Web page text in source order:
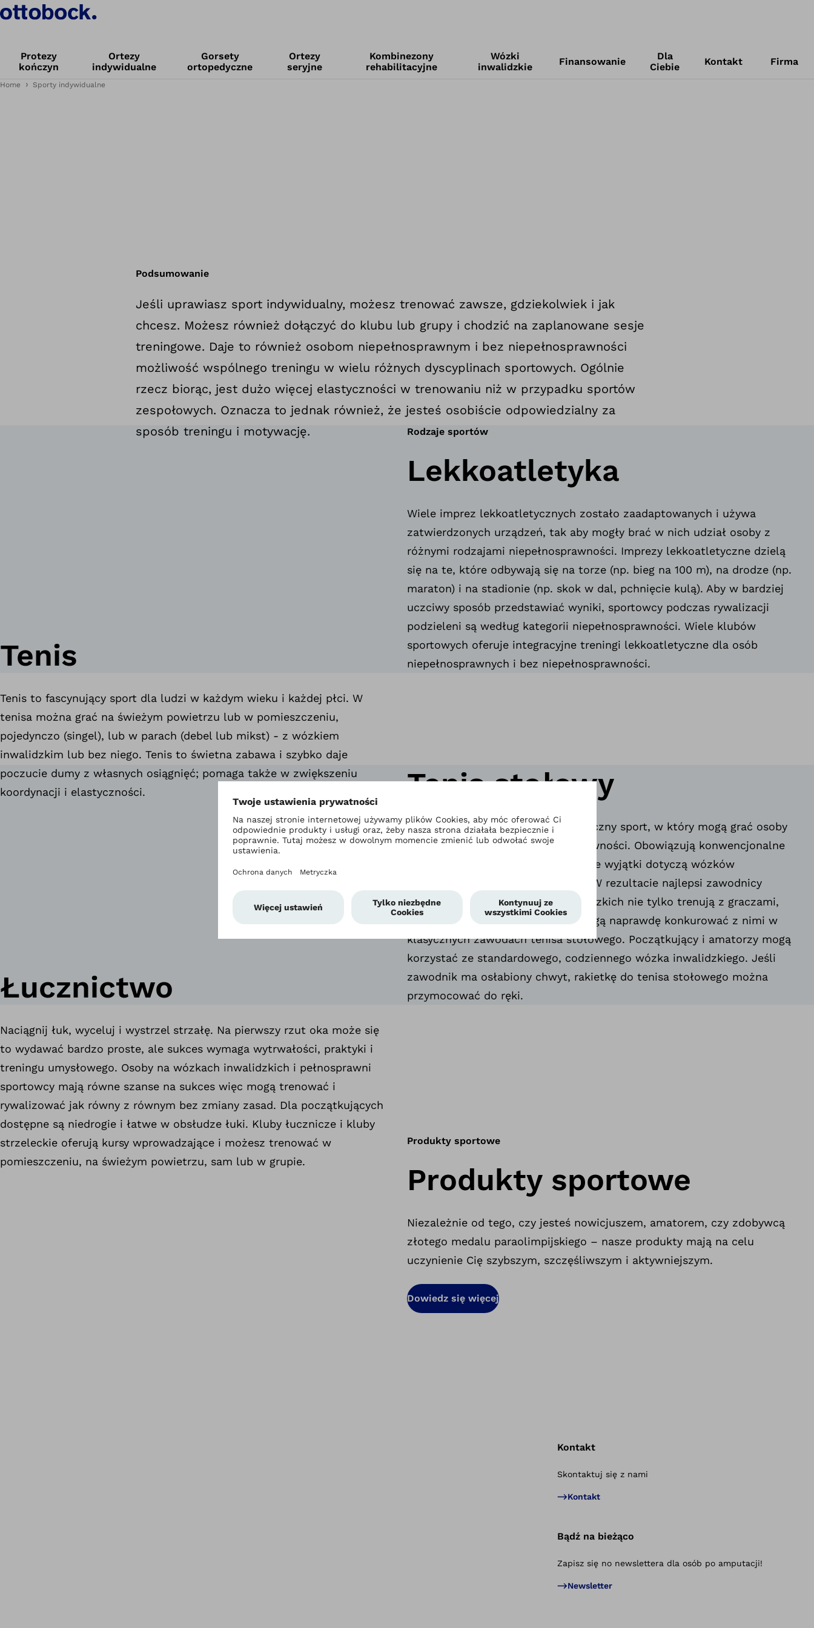
Protezy
kończyn
Ortezy
indywidualne
Gorsety
ortopedyczne
Ortezy
seryjne
Kombinezony
rehabilitacyjne
Wózki
inwalidzkie
Finansowanie
Dla
Ciebie
Kontakt Firma
Home Sporty indywidualne
Podsumowanie
Jeśli uprawiasz sport indywidualny, możesz trenować zawsze, gdziekolwiek i jak
chcesz. Możesz również dołączyć do klubu lub grupy i chodzić na zaplanowane sesje
treningowe. Daje to również osobom niepełnosprawnym i bez niepełnosprawności
możliwość wspólnego treningu w wielu różnych dyscyplinach sportowych. Ogólnie
rzecz biorąc, jest dużo więcej elastyczności w trenowaniu niż w przypadku sportów
zespołowych. Oznacza to jednak również, że jesteś osobiście odpowiedzialny za
sposób treningu i motywację.
Rodzaje sportów
Lekkoatletyka
Wiele imprez lekkoatletycznych zostało zaadaptowanych i używa
zatwierdzonych urządzeń, tak aby mogły brać w nich udział osoby z
różnymi rodzajami niepełnosprawności. Imprezy lekkoatletyczne dzielą
się na te, które odbywają się na torze (np. bieg na 100 m), na drodze (np.
maraton) i na stadionie (np. skok w dal, pchnięcie kulą). Aby w bardziej
uczciwy sposób przedstawiać wyniki, sportowcy podczas rywalizacji
podzieleni są według kategorii niepełnosprawności. Wiele klubów
sportowych oferuje integracyjne treningi lekkoatletyczne dla osób
niepełnosprawnych i bez niepełnosprawności.
Tenis
Tenis to fascynujący sport dla ludzi w każdym wieku i każdej płci. W
tenisa można grać na świeżym powietrzu lub w pomieszczeniu,
pojedynczo (singel), lub w parach (debel lub mikst) - z wózkiem
inwalidzkim lub bez niego. Tenis to świetna zabawa i szybko daje
poczucie dumy z własnych osiągnięć; pomaga także w zwiększeniu
koordynacji i elastyczności.
Tenis stołowy
Tenis stołowy to niezwykle dynamiczny sport, w który mogą grać osoby
z szerokim zakresem niepełnosprawności. Obowiązują konwencjonalne
zasady tenisa stołowego, ale drobne wyjątki dotyczą wózków
inwalidzkich i opierania się o stół. W rezultacie najlepsi zawodnicy
poruszający się na wózkach inwalidzkich nie tylko trenują z graczami,
którzy poruszają się pieszo, ale mogą naprawdę konkurować z nimi w
klasycznych zawodach tenisa stołowego. Początkujący i amatorzy mogą
korzystać ze standardowego, codziennego wózka inwalidzkiego. Jeśli
zawodnik ma osłabiony chwyt, rakietkę do tenisa stołowego można
przymocować do ręki.
Łucznictwo
Naciągnij łuk, wyceluj i wystrzel strzałę. Na pierwszy rzut oka może się
to wydawać bardzo proste, ale sukces wymaga wytrwałości, praktyki i
treningu umysłowego. Osoby na wózkach inwalidzkich i pełnosprawni
sportowcy mają równe szanse na sukces więc mogą trenować i
rywalizować jak równy z równym bez zmiany zasad. Dla początkujących
dostępne są niedrogie i łatwe w obsłudze łuki. Kluby łucznicze i kluby
strzeleckie oferują kursy wprowadzające i możesz trenować w
pomieszczeniu, na świeżym powietrzu, sam lub w grupie.
Produkty sportowe
Produkty sportowe
Niezależnie od tego, czy jesteś nowicjuszem, amatorem, czy zdobywcą
złotego medalu paraolimpijskiego – nasze produkty mają na celu
uczynienie Cię szybszym, szczęśliwszym i aktywniejszym.
Dowiedz się więcej
Kontakt
Skontaktuj się z nami
Kontakt
Bądź na bieżąco
Zapisz się no newslettera dla osób po amputacji!
Newsletter